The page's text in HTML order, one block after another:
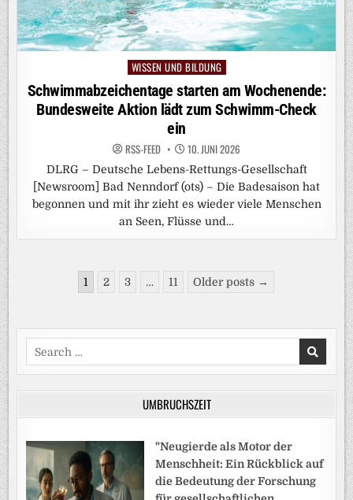
Posted
in
WISSEN UND BILDUNG
Schwimmabzeichentage starten am Wochenende:
Bundesweite Aktion lädt zum Schwimm-Check
ein
RSS-FEED 10. JUNI 2026
DLRG – Deutsche Lebens-Rettungs-Gesellschaft
[Newsroom] Bad Nenndorf (ots) – Die Badesaison hat
begonnen und mit ihr zieht es wieder viele Menschen
an Seen, Flüsse und…
Seitennummerierung
Beiträge
1 2 3 … 11 Older posts →
Search
for:
UMBRUCHSZEIT
"Neugierde als Motor der
Menschheit: Ein Rückblick auf
die Bedeutung der Forschung